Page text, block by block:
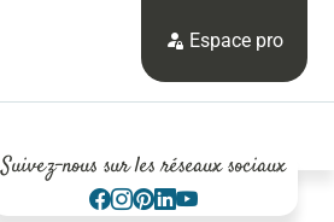
Espace pro
Suivez-nous sur les réseaux sociaux